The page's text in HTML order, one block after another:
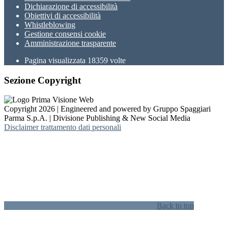
Dichiarazione di accessibilità
Obiettivi di accessibilità
Whistleblowing
Gestione consensi cookie
Amministrazione trasparente
Pagina visualizzata 18359 volte
Sezione Copyright
Copyright 2026 | Engineered and powered by Gruppo Spaggiari
Parma S.p.A. | Divisione Publishing & New Social Media
Disclaimer trattamento dati personali
Back to top